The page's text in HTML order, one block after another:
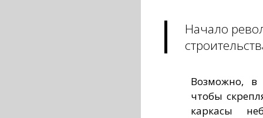
Начало
Возможно,
чтобы
каркасы